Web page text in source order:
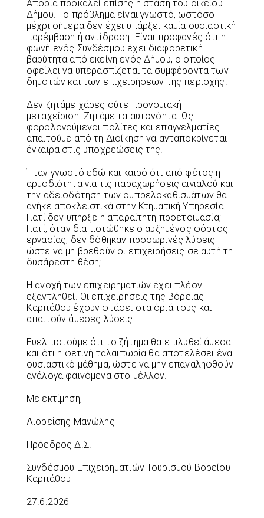
Απορία προκαλεί επίσης η στάση του οικείου
Δήμου. Το πρόβλημα είναι γνωστό, ωστόσο
μέχρι σήμερα δεν έχει υπάρξει καμία ουσιαστική
παρέμβαση ή αντίδραση. Είναι προφανές ότι η
φωνή ενός Συνδέσμου έχει διαφορετική
βαρύτητα από εκείνη ενός Δήμου, ο οποίος
οφείλει να υπερασπίζεται τα συμφέροντα των
δημοτών και των επιχειρήσεων της περιοχής.
Δεν ζητάμε χάρες ούτε προνομιακή
μεταχείριση. Ζητάμε τα αυτονόητα. Ως
φορολογούμενοι πολίτες και επαγγελματίες
απαιτούμε από τη Διοίκηση να ανταποκρίνεται
έγκαιρα στις υποχρεώσεις της.
Ήταν γνωστό εδώ και καιρό ότι από φέτος η
αρμοδιότητα για τις παραχωρήσεις αιγιαλού και
την αδειοδότηση των ομπρελοκαθισμάτων θα
ανήκε αποκλειστικά στην Κτηματική Υπηρεσία.
Γιατί δεν υπήρξε η απαραίτητη προετοιμασία;
Γιατί, όταν διαπιστώθηκε ο αυξημένος φόρτος
εργασίας, δεν δόθηκαν προσωρινές λύσεις
ώστε να μη βρεθούν οι επιχειρήσεις σε αυτή τη
δυσάρεστη θέση;
Η ανοχή των επιχειρηματιών έχει πλέον
εξαντληθεί. Οι επιχειρήσεις της Βόρειας
Καρπάθου έχουν φτάσει στα όριά τους και
απαιτούν άμεσες λύσεις.
Ευελπιστούμε ότι το ζήτημα θα επιλυθεί άμεσα
και ότι η φετινή ταλαιπωρία θα αποτελέσει ένα
ουσιαστικό μάθημα, ώστε να μην επαναληφθούν
ανάλογα φαινόμενα στο μέλλον.
Με εκτίμηση,
Λιορεΐσης Μανώλης
Πρόεδρος Δ.Σ.
Συνδέσμου Επιχειρηματιών Τουρισμού Βορείου
Καρπάθου
27.6.2026